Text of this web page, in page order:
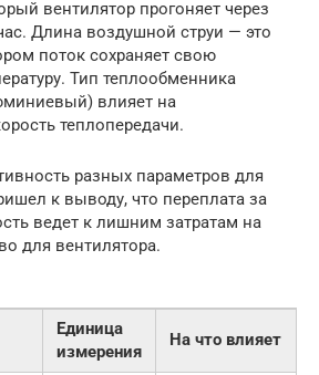
вентилятор прогоняет через
Длина воздушной струи — это
поток сохраняет свою
Тип теплообменника
влияет на
теплопередачи.
разных параметров для
к выводу, что переплата за
ведет к лишним затратам на
для вентилятора.
Единица
измерения
На что влияет